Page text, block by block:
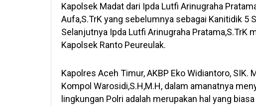
Kapolsek Madat dari Ipda Lutfi Arinugraha
Aufa,S.TrK yang sebelumnya sebagai Kanitidik 5
Selanjutnya Ipda Lutfi Arinugraha Pratama,S.TrK
Kapolsek Ranto Peureulak.
Kapolres Aceh Timur, AKBP Eko Widiantoro,
Kompol Warosidi,S.H,M.H, dalam amanatnya
lingkungan Polri adalah merupakan hal yang